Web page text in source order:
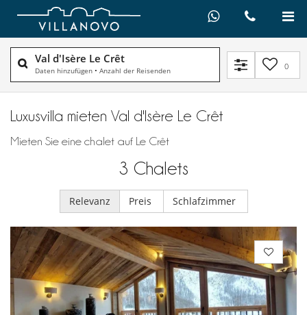
Val d'Isère Le Crêt
Daten hinzufügen • Anzahl der Reisenden 0
Luxusvilla mieten Val d'Isère Le Crêt
Mieten Sie eine chalet auf Le Crêt
3 Chalets
Relevanz Preis Schlafzimmer